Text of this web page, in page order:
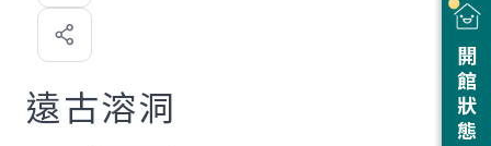
開館狀態
喜
歡
遠古溶洞